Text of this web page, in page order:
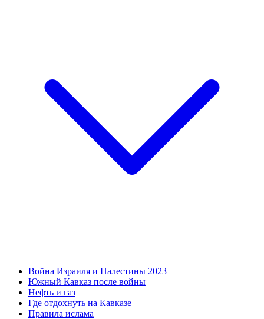
Война Израиля и Палестины 2023
Южный Кавказ после войны
Нефть и газ
Где отдохнуть на Кавказе
Правила ислама